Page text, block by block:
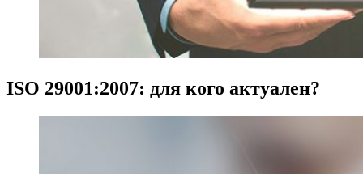
ISO 29001:2007: для кого актуален?